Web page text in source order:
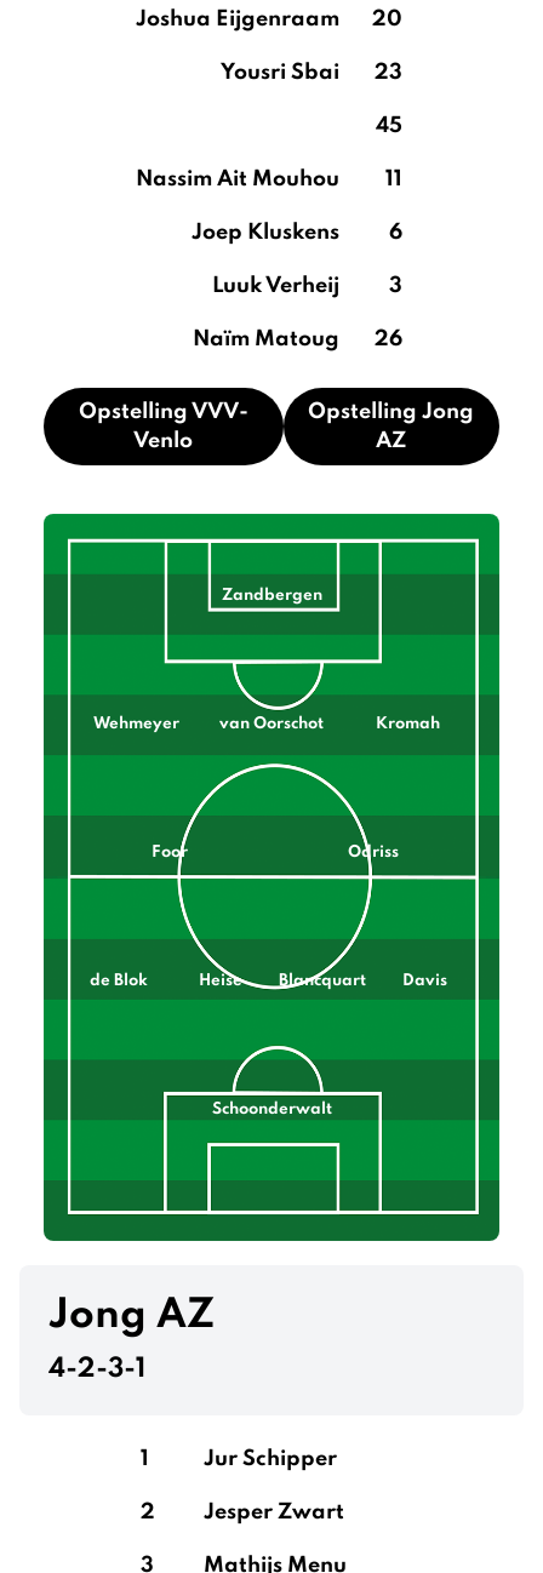
Joshua Eijgenraam 20
Yousri Sbai 23
45
Nassim Ait Mouhou 11
Joep Kluskens 6
Luuk Verheij 3
Naïm Matoug 26
Opstelling VVV-
Venlo
Opstelling Jong
AZ
Zandbergen
Wehmeyer van Oorschot Kromah
Foor Odriss
de Blok Heise Blancquart Davis
Schoonderwalt
Jong AZ
4-2-3-1
1 Jur Schipper
2 Jesper Zwart
3 Mathijs Menu